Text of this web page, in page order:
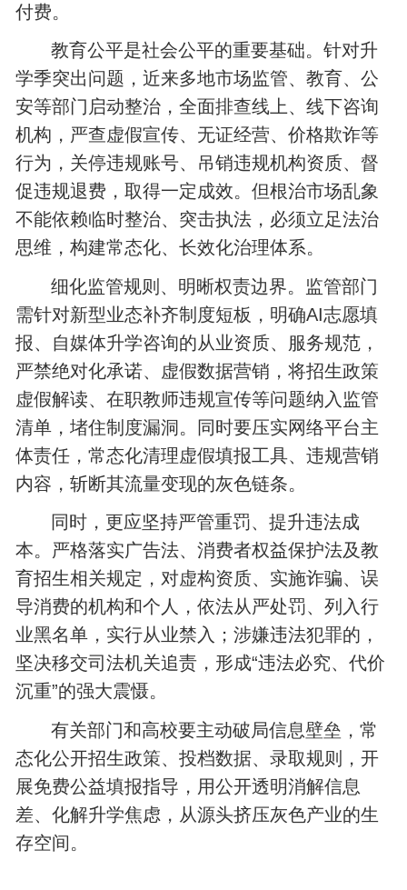
付费。
教育公平是社会公平的重要基础。针对升
学季突出问题，近来多地市场监管、教育、公
安等部门启动整治，全面排查线上、线下咨询
机构，严查虚假宣传、无证经营、价格欺诈等
行为，关停违规账号、吊销违规机构资质、督
促违规退费，取得一定成效。但根治市场乱象
不能依赖临时整治、突击执法，必须立足法治
思维，构建常态化、长效化治理体系。
细化监管规则、明晰权责边界。监管部门
需针对新型业态补齐制度短板，明确AI志愿填
报、自媒体升学咨询的从业资质、服务规范，
严禁绝对化承诺、虚假数据营销，将招生政策
虚假解读、在职教师违规宣传等问题纳入监管
清单，堵住制度漏洞。同时要压实网络平台主
体责任，常态化清理虚假填报工具、违规营销
内容，斩断其流量变现的灰色链条。
同时，更应坚持严管重罚、提升违法成
本。严格落实广告法、消费者权益保护法及教
育招生相关规定，对虚构资质、实施诈骗、误
导消费的机构和个人，依法从严处罚、列入行
业黑名单，实行从业禁入；涉嫌违法犯罪的，
坚决移交司法机关追责，形成“违法必究、代价
沉重”的强大震慑。
有关部门和高校要主动破局信息壁垒，常
态化公开招生政策、投档数据、录取规则，开
展免费公益填报指导，用公开透明消解信息
差、化解升学焦虑，从源头挤压灰色产业的生
存空间。